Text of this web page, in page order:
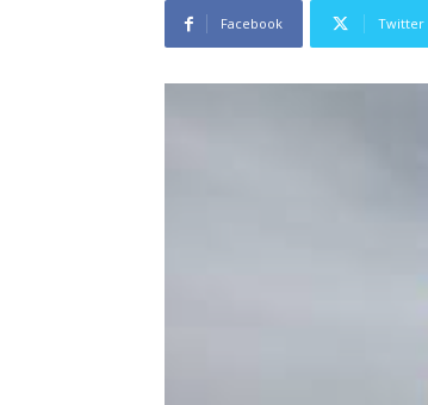
Facebook Twitter